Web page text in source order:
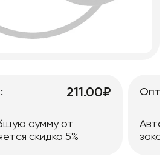
211.00₽
сумму от
скидка 5%